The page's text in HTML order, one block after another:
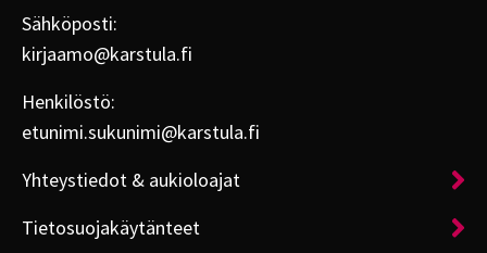
Sähköposti:
kirjaamo@karstula.fi
Henkilöstö:
etunimi.sukunimi@karstula.fi
Yhteystiedot & aukioloajat
Tietosuojakäytänteet